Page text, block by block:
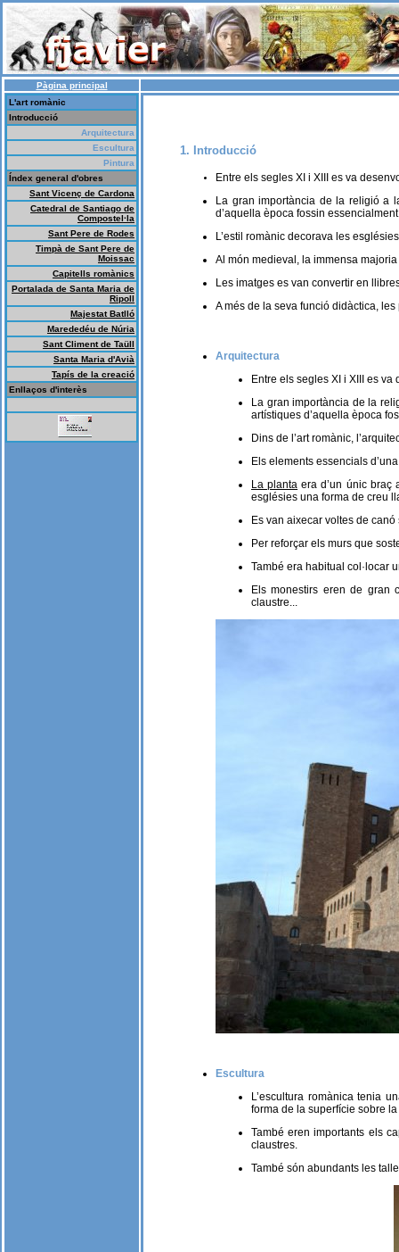
Pàgina principal
L'art romànic
Introducció
Arquitectura
Escultura
Pintura
Índex general d'obres
Sant Vicenç de Cardona
Catedral de Santiago de
Compostel·la
Sant Pere de Rodes
Timpà de Sant Pere de
Moissac
Capitells romànics
Portalada de Santa Maria de
Ripoll
Majestat Batlló
Marededéu de Núria
Sant Climent de Taüll
Santa Maria d'Avià
Tapís de la creació
Enllaços d'interès
1. Introducció
Entre els segles XI i XIII es va
La gran importància de la religió a
d’aquella època fossin
L’estil romànic decorava les
Al món medieval, la immensa
Les imatges es van convertir en
A més de la seva funció didàctica,
Arquitectura
Entre els segles XI i XIII es
La gran importància de la
artístiques d’aquella època
Dins de l’art romànic,
Els elements essencials
La planta era d’un únic braç
esglésies una forma de creu
Es van aixecar voltes de
Per reforçar els murs que
També era habitual col·locar
Els monestirs eren de gran
claustre...
Escultura
L’escultura romànica tenia
forma de la superfície sobre
També eren importants els
claustres.
També són abundants les